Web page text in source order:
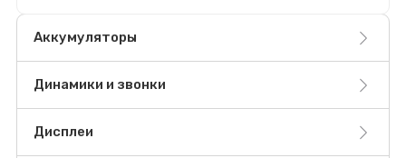
Аккумуляторы
Динамики и звонки
Дисплеи